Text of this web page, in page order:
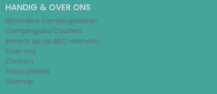
HANDIG & OVER ONS
Bijzondere campingplekken
Campingjobs/Couriers
Resorts op de ABC-eilanden
Over ons
Contact
Privacybeleid
Sitemap